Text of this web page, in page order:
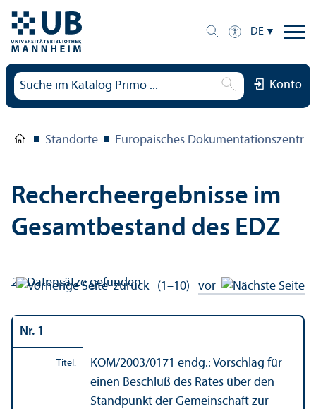
DE
Konto
Standorte Europäisches
Rechercheergebnisse im
Gesamtbestand des EDZ
26Datensätze gefunden
zurück (1–10) vor
Nr. 1
Titel: KOM/2003/0171 endg.: Vorschlag für
einen Beschluß des Rates über den
Standpunkt der Gemeinschaft zur